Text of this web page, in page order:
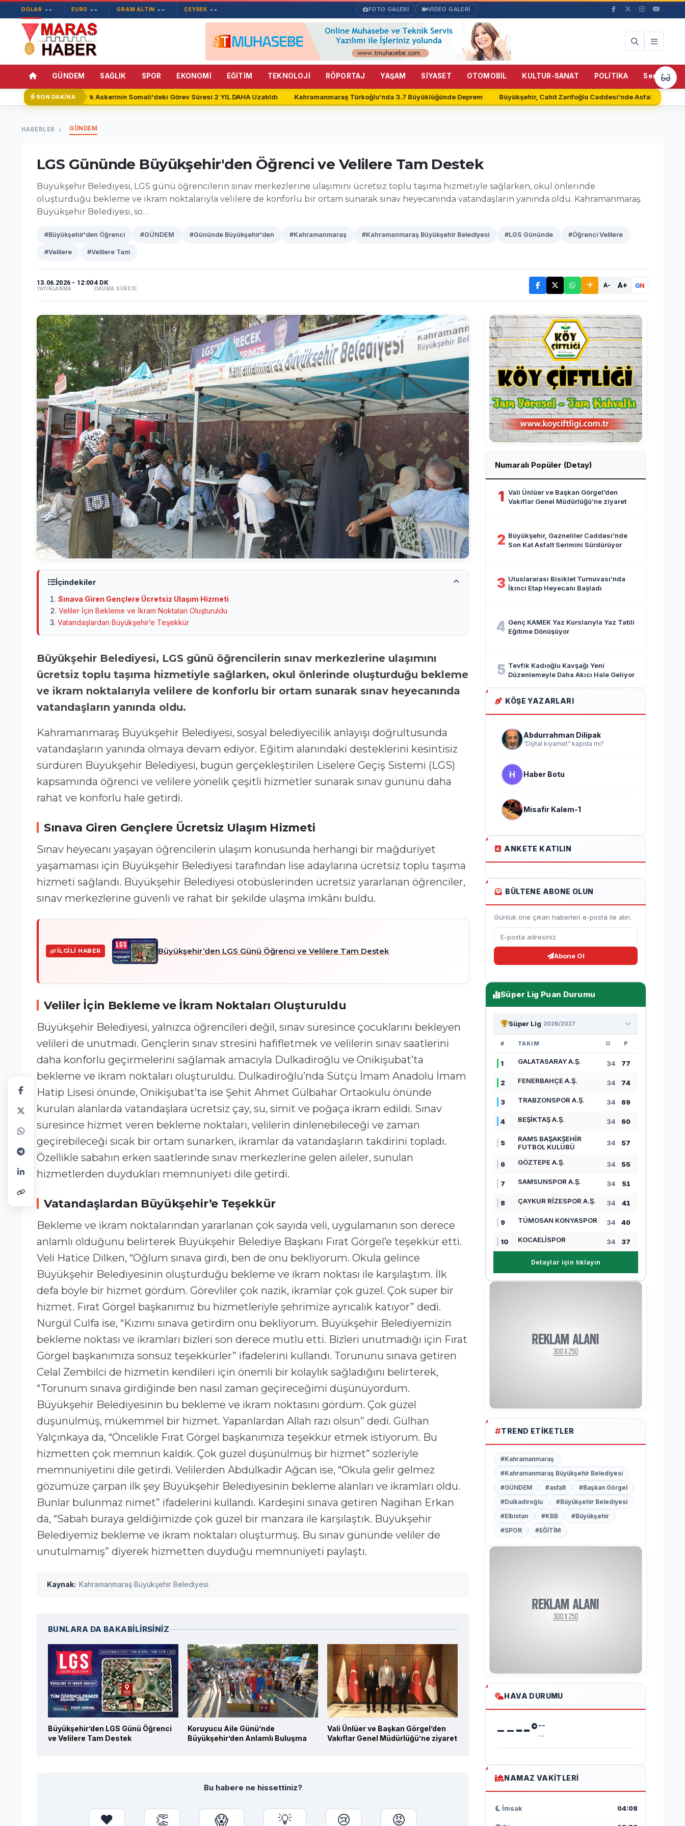
DOLAR -- EURO -- GRAM ALTIN -- ÇEYREK -- FOTO GALERİ VİDEO GALERİ
GÜNDEM SAĞLIK SPOR EKONOMİ EĞİTİM TEKNOLOJİ RÖPORTAJ YAŞAM SİYASET OTOMOBİL KULTUR-SANAT POLİTİKA Servisler
SON DAKİKATürk Askerinin Somali'deki Görev Süresi 2 YIL DAHA Uzatıldı Kahramanmaraş Türkoğlu’nda 3.7 Büyüklüğünde Deprem Büyükşehir, Cahit Zarifoğlu Caddesi’nde Asfalt Serimine
HABERLER GÜNDEM
LGS Gününde Büyükşehir'den Öğrenci ve Velilere Tam Destek
Büyükşehir Belediyesi, LGS günü öğrencilerin sınav merkezlerine ulaşımını ücretsiz toplu taşıma hizmetiyle sağlarken, okul önlerinde
oluşturduğu bekleme ve ikram noktalarıyla velilere de konforlu bir ortam sunarak sınav heyecanında vatandaşların yanında oldu. Kahramanmaraş
Büyükşehir Belediyesi, so…
#Büyükşehir'den Öğrenci #GÜNDEM #Gününde Büyükşehir'den #Kahramanmaraş #Kahramanmaraş Büyükşehir Belediyesi #LGS Gününde #Öğrenci Velilere
#Velilere #Velilere Tam
13.06.2026 - 12:00
YAYINLANMA
4 DK
OKUMA SÜRESİ A- A+ GN
İçindekiler
Sınava Giren Gençlere Ücretsiz Ulaşım Hizmeti
Veliler İçin Bekleme ve İkram Noktaları Oluşturuldu
Vatandaşlardan Büyükşehir’e Teşekkür
Büyükşehir Belediyesi, LGS günü öğrencilerin sınav merkezlerine ulaşımını
ücretsiz toplu taşıma hizmetiyle sağlarken, okul önlerinde oluşturduğu bekleme
ve ikram noktalarıyla velilere de konforlu bir ortam sunarak sınav heyecanında
vatandaşların yanında oldu.
Kahramanmaraş Büyükşehir Belediyesi, sosyal belediyecilik anlayışı doğrultusunda
vatandaşların yanında olmaya devam ediyor. Eğitim alanındaki desteklerini kesintisiz
sürdüren Büyükşehir Belediyesi, bugün gerçekleştirilen Liselere Geçiş Sistemi (LGS)
kapsamında öğrenci ve velilere yönelik çeşitli hizmetler sunarak sınav gününü daha
rahat ve konforlu hale getirdi.
Sınava Giren Gençlere Ücretsiz Ulaşım Hizmeti
Sınav heyecanı yaşayan öğrencilerin ulaşım konusunda herhangi bir mağduriyet
yaşamaması için Büyükşehir Belediyesi tarafından lise adaylarına ücretsiz toplu taşıma
hizmeti sağlandı. Büyükşehir Belediyesi otobüslerinden ücretsiz yararlanan öğrenciler,
sınav merkezlerine güvenli ve rahat bir şekilde ulaşma imkânı buldu.
İLGILI HABER Büyükşehir’den LGS Günü Öğrenci ve Velilere Tam Destek
Veliler İçin Bekleme ve İkram Noktaları Oluşturuldu
Büyükşehir Belediyesi, yalnızca öğrencileri değil, sınav süresince çocuklarını bekleyen
velileri de unutmadı. Gençlerin sınav stresini hafifletmek ve velilerin sınav saatlerini
daha konforlu geçirmelerini sağlamak amacıyla Dulkadiroğlu ve Onikişubat’ta
bekleme ve ikram noktaları oluşturuldu. Dulkadiroğlu’nda Sütçü İmam Anadolu İmam
Hatip Lisesi önünde, Onikişubat’ta ise Şehit Ahmet Gülbahar Ortaokulu önünde
kurulan alanlarda vatandaşlara ücretsiz çay, su, simit ve poğaça ikram edildi. Sınav
süresince hizmet veren bekleme noktaları, velilerin dinlenebileceği ve zaman
geçirebileceği sıcak bir ortam sunarken, ikramlar da vatandaşların takdirini topladı.
Özellikle sabahın erken saatlerinde sınav merkezlerine gelen aileler, sunulan
hizmetlerden duydukları memnuniyeti dile getirdi.
Vatandaşlardan Büyükşehir’e Teşekkür
Bekleme ve ikram noktalarından yararlanan çok sayıda veli, uygulamanın son derece
anlamlı olduğunu belirterek Büyükşehir Belediye Başkanı Fırat Görgel’e teşekkür etti.
Veli Hatice Dilken, “Oğlum sınava girdi, ben de onu bekliyorum. Okula gelince
Büyükşehir Belediyesinin oluşturduğu bekleme ve ikram noktası ile karşılaştım. İlk
defa böyle bir hizmet gördüm. Görevliler çok nazik, ikramlar çok güzel. Çok süper bir
hizmet. Fırat Görgel başkanımız bu hizmetleriyle şehrimize ayrıcalık katıyor” dedi.
Nurgül Culfa ise, “Kızımı sınava getirdim onu bekliyorum. Büyükşehir Belediyemizin
bekleme noktası ve ikramları bizleri son derece mutlu etti. Bizleri unutmadığı için Fırat
Görgel başkanımıza sonsuz teşekkürler” ifadelerini kullandı. Torununu sınava getiren
Celal Zembilci de hizmetin kendileri için önemli bir kolaylık sağladığını belirterek,
“Torunum sınava girdiğinde ben nasıl zaman geçireceğimi düşünüyordum.
Büyükşehir Belediyesinin bu bekleme ve ikram noktasını gördüm. Çok güzel
düşünülmüş, mükemmel bir hizmet. Yapanlardan Allah razı olsun” dedi. Gülhan
Yalçınkaya da, “Öncelikle Fırat Görgel başkanımıza teşekkür etmek istiyorum. Bu
hizmetten çok memnun kaldık. Çok güzel düşünülmüş bir hizmet” sözleriyle
memnuniyetini dile getirdi. Velilerden Abdülkadir Ağcan ise, “Okula gelir gelmez
gözümüze çarpan ilk şey Büyükşehir Belediyesinin bekleme alanları ve ikramları oldu.
Bunlar bulunmaz nimet” ifadelerini kullandı. Kardeşini sınava getiren Nagihan Erkan
da, “Sabah buraya geldiğimizde çok güzel bir manzara ile karşılaştık. Büyükşehir
Belediyemiz bekleme ve ikram noktaları oluşturmuş. Bu sınav gününde veliler de
unutulmamış” diyerek hizmetten duyduğu memnuniyeti paylaştı.
Kaynak: Kahramanmaraş Büyükşehir Belediyesi
BUNLARA DA BAKABİLİRSİNİZ
Büyükşehir’den LGS Günü Öğrenci
ve Velilere Tam Destek
Koruyucu Aile Günü’nde
Büyükşehir’den Anlamlı Buluşma
Vali Ünlüer ve Başkan Görgel’den
Vakıflar Genel Müdürlüğü’ne ziyaret
Bu habere ne hissettiniz?
❤️ 👏 😱 💡 😢 😡
Numaralı Popüler (Detay)
1 Vali Ünlüer ve Başkan Görgel’den
Vakıflar Genel Müdürlüğü’ne ziyaret
2 Büyükşehir, Gazneliler Caddesi’nde
Son Kat Asfalt Serimini Sürdürüyor
3 Uluslararası Bisiklet Turnuvası’nda
İkinci Etap Heyecanı Başladı
4 Genç KAMEK Yaz Kurslarıyla Yaz Tatili
Eğitime Dönüşüyor
5 Tevfik Kadıoğlu Kavşağı Yeni
Düzenlemeyle Daha Akıcı Hale Geliyor
KÖŞE YAZARLARI
Abdurrahman Dilipak
“Dijital kıyamet“ kapıda mı?
H Haber Botu
Misafir Kalem-1
ANKETE KATILIN
BÜLTENE ABONE OLUN
Günlük öne çıkan haberleri e-posta ile alın.
Abone Ol
Süper Lig Puan Durumu
Süper Lig 2026/2027
# TAKIM O P
1 GALATASARAY A.Ş. 34 77
2 FENERBAHÇE A.Ş. 34 74
3 TRABZONSPOR A.Ş. 34 69
4 BEŞİKTAŞ A.Ş. 34 60
5
RAMS BAŞAKŞEHİR
FUTBOL KULÜBÜ
34 57
6 GÖZTEPE A.Ş. 34 55
7 SAMSUNSPOR A.Ş. 34 51
8 ÇAYKUR RİZESPOR A.Ş. 34 41
9 TÜMOSAN KONYASPOR 34 40
10 KOCAELİSPOR 34 37
Detaylar için tıklayın
TREND ETIKETLER
#Kahramanmaraş
#Kahramanmaraş Büyükşehir Belediyesi
#GÜNDEM
#asfalt
#Başkan Görgel
#Dulkadiroğlu
#Büyükşehir Belediyesi
#Elbistan
#KBB
#Büyükşehir
#SPOR
#EĞİTİM
HAVA DURUMU
----°--
--
NAMAZ VAKITLERI
İmsak 04:08